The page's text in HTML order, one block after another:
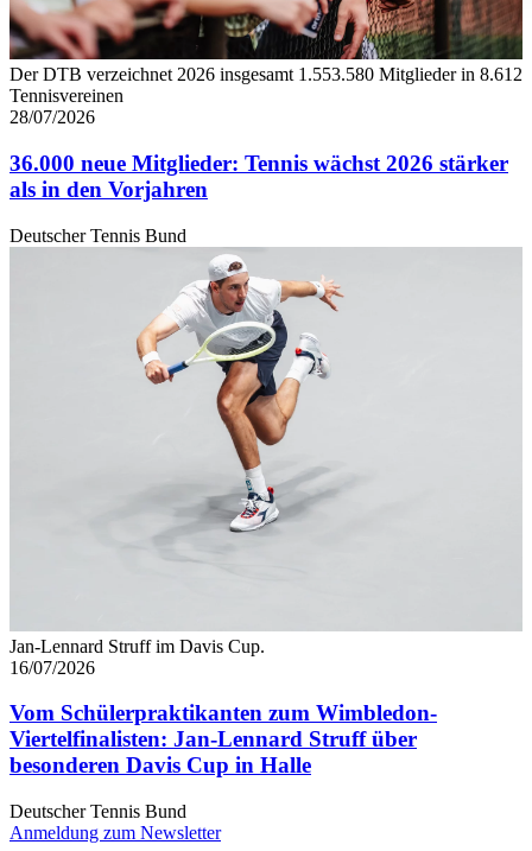
führen diese Informationen möglicherweise mit weiteren
ihnen bereitgestellt haben oder die sie im Rahmen Ihrer
gesammelt haben. DieCookie-Einstellungenkönnen
Footer aufgerufen und angepasst werden.
Der DTB verzeichnet 2026 insgesamt 1.553.580 Mitglieder in 8.612
Tennisvereinen
28/07/2026
36.000 neue Mitglieder: Tennis wächst 2026 stärker
als in den Vorjahren
Deutscher Tennis Bund
Jan-Lennard Struff im Davis Cup.
16/07/2026
Vom Schülerpraktikanten zum Wimbledon-
Viertelfinalisten: Jan-Lennard Struff über
besonderen Davis Cup in Halle
Deutscher Tennis Bund
Anmeldung zum Newsletter